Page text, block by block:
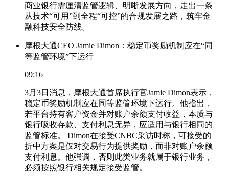
商业银行需厘清监管逻辑、明晰发展方向，走出一条
从技术“可用”到全程“可控”的合规发展之路，筑牢金
融科技安全防线。
摩根大通CEO Jamie Dimon：稳定币奖励机制应在“同
等监管环境”下运行
09:16
3月3日消息，摩根大通首席执行官Jamie Dimon表示，
稳定币奖励机制应在同等监管环境下运行。他指出，
若平台持有客户资金并对账户余额支付收益，本质与
银行吸收存款、支付利息无异，应适用与银行相同的
监管标准。 Dimon在接受CNBC采访时称，可接受的
折中方案是仅对交易行为提供奖励，而非对账户余额
支付利息。他强调，否则此类业务就属于银行业务，
必须按照银行相关规定接受监管。